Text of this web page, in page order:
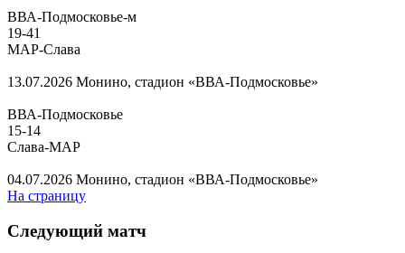
ВВА-Подмосковье-м
19-41
МАР-Слава
13.07.2026 Монино, стадион «ВВА-Подмосковье»
ВВА-Подмосковье
15-14
Слава-МАР
04.07.2026 Монино, стадион «ВВА-Подмосковье»
На страницу
Следующий матч